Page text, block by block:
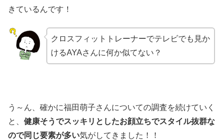
きているんです！
クロスフィットトレーナーでテレビでも見か
けるAYAさんに何か似てない？
う～ん、確かに福田萌子さんについての調査を続けていく
と、 健康そうでスッキリとしたお顔立ちでスタイル抜群な
ので同じ要素が多い気がしてきました！！